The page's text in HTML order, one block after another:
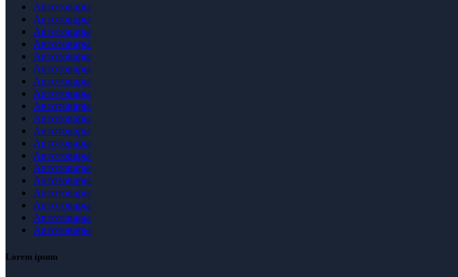
Автотовары
Автотовары
Автотовары
Автотовары
Автотовары
Автотовары
Автотовары
Автотовары
Автотовары
Автотовары
Автотовары
Автотовары
Автотовары
Автотовары
Автотовары
Автотовары
Автотовары
Автотовары
Автотовары
Lorem ipsum